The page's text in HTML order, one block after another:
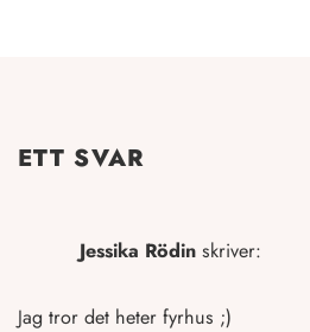
ETT SVAR
Jessika Rödin skriver:
Jag tror det heter fyrhus ;)